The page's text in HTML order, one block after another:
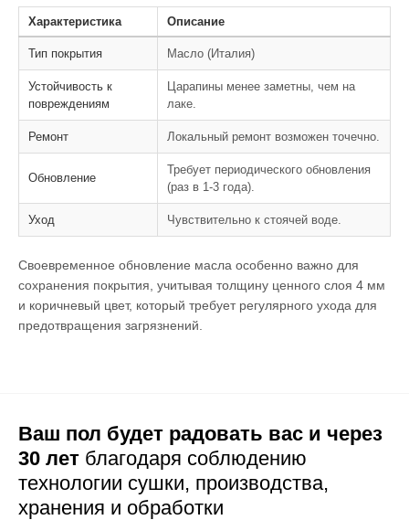
Характеристика Описание
Тип покрытия Масло (Италия)
Устойчивость к
повреждениям
Царапины менее заметны, чем на
лаке.
Ремонт Локальный ремонт возможен точечно.
Обновление
Требует периодического обновления
(раз в 1-3 года).
Уход Чувствительно к стоячей воде.
Своевременное обновление масла особенно важно для
сохранения покрытия, учитывая толщину ценного слоя 4 мм
и коричневый цвет, который требует регулярного ухода для
предотвращения загрязнений.
Ваш пол будет радовать вас и через
30 лет благодаря соблюдению
технологии сушки, производства,
хранения и обработки